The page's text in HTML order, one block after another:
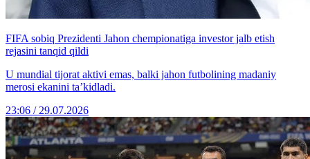
FIFA sobiq Prezidenti Jahon chempionatiga investor jalb etish
rejasini tanqid qildi
U mundial tijorat aktivi emas, balki jahon futbolining madaniy
merosi ekanini ta’kidladi.
23:06 / 29.07.2026